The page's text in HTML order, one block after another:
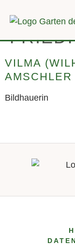
springen
VILMA
AMSCHLER
Bildhauerin